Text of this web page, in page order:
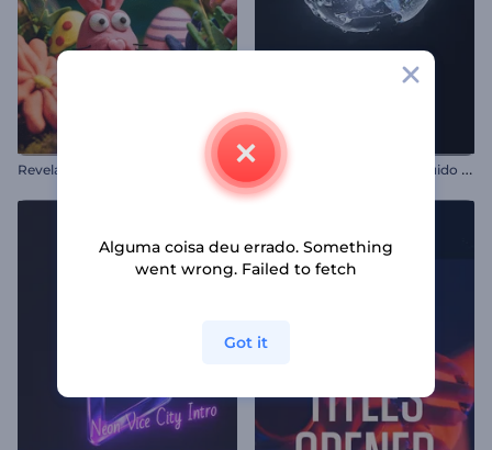
R
evelação do logotipo de Páscoa em argila A
presentação de Logo - Fluido Circular
Alguma coisa deu errado. Something
went wrong. Failed to fetch
Got it